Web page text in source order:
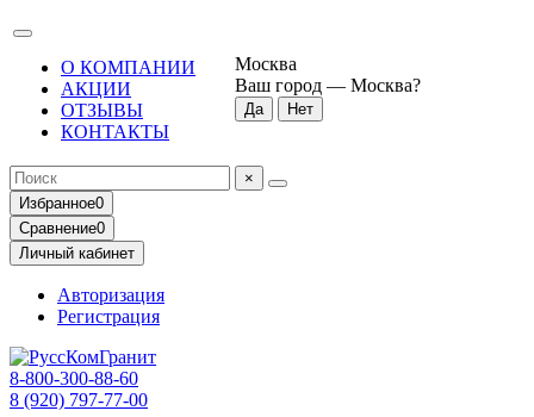
О КОМПАНИИ
АКЦИИ
ОТЗЫВЫ
КОНТАКТЫ
Москва
Ваш город — Москва?
×
Избранное0
Сравнение0
Личный кабинет
Авторизация
Регистрация
8-800-300-88-60
8 (920) 797-77-00